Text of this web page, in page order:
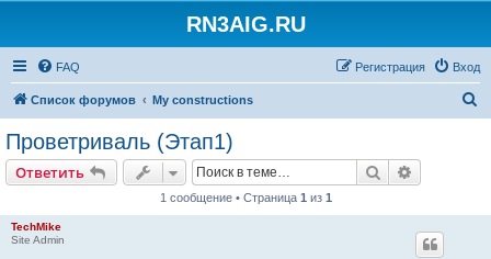
RN3AIG.RU
FAQ Вход
Регистрация
Список форумов My constructions
Проветриваль (Этап1)
Ответить Поиск
1 сообщение • Страница 1 из 1
TechMike
Site Admin